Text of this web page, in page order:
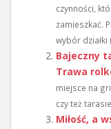
czynności,
zamieszkać.
wybór działki
Bajeczny
Trawa
miejsce na
czy też
Miłość, a